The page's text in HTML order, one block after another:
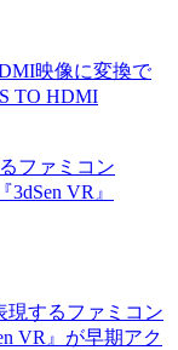
映像に変換で
TO HDMI
現するファミコン
VR』が早期アク